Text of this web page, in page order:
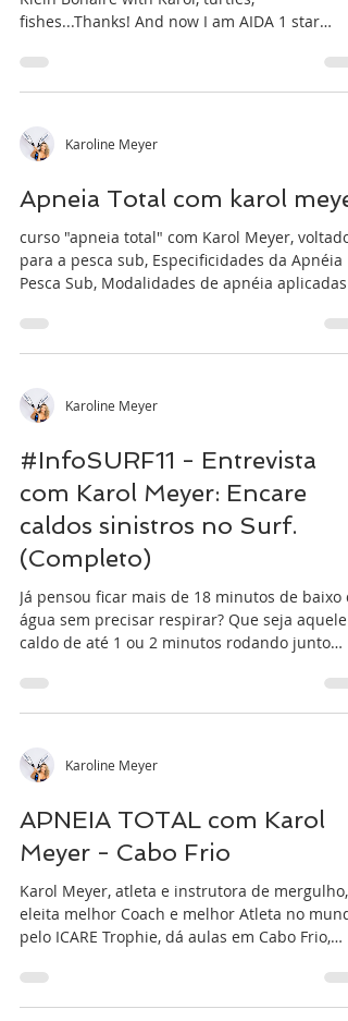
fishes...Thanks! And now I am AIDA 1 star
Karoline Meyer
Apneia Total com karol
curso "apneia total" com Karol Meyer, voltado
para a pesca sub, Especificidades da Apnéia
Pesca Sub, Modalidades de apnéia
Karoline Meyer
#InfoSURF11 - Entrevista
com Karol Meyer: Encare
caldos sinistros no Surf.
(Completo)
Já pensou ficar mais de 18 minutos de baixo
água sem precisar respirar? Que seja aquele
caldo de até 1 ou 2 minutos rodando junto
Karoline Meyer
APNEIA TOTAL com Karol
Meyer - Cabo Frio
Karol Meyer, atleta e instrutora de mergulho,
eleita melhor Coach e melhor Atleta no
pelo ICARE Trophie, dá aulas em Cabo Frio,